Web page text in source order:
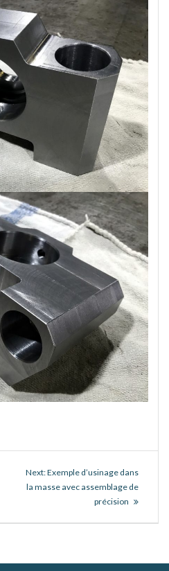
Next:Next
post:
Exemple d’usinage dans
la masse avec assemblage de
précision